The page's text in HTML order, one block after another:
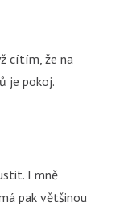
cítím, že na
je pokoj.
I mně
pak většinou